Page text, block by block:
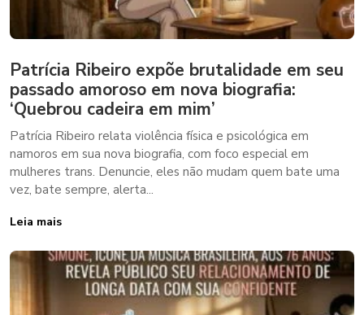
Patrícia Ribeiro expõe brutalidade em seu
passado amoroso em nova biografia:
‘Quebrou cadeira em mim’
Patrícia Ribeiro relata violência física e psicológica em
namoros em sua nova biografia, com foco especial em
mulheres trans. Denuncie, eles não mudam quem bate uma
vez, bate sempre, alerta...
Leia mais